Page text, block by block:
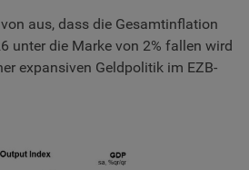
aus, dass die Gesamtinflation
unter die Marke von 2% fallen wird
expansiven Geldpolitik im EZB-